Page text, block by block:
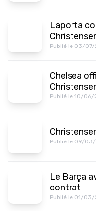
Laporta
Publié le 03/07/
Chelsea
Publié le 10/06/
Publié le 09/03/
Le Barça
contrat
Publié le 01/03/